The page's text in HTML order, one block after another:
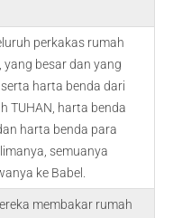
perkakas rumah
yang besar dan yang
serta harta benda dari
TUHAN, harta benda
harta benda para
semuanya
ke Babel.
membakar rumah